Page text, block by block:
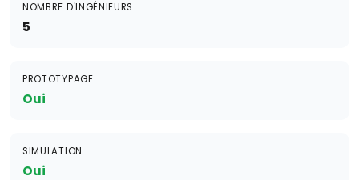
NOMBRE D'INGÉNIEURS
5
PROTOTYPAGE
Oui
SIMULATION
Oui